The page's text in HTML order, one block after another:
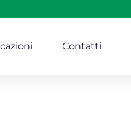
Contatti